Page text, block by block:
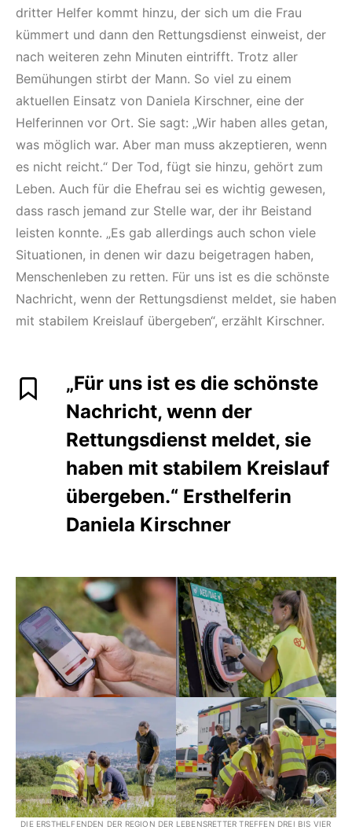
dritter Helfer kommt hinzu, der sich um die Frau
kümmert und dann den Rettungsdienst einweist, der
nach weiteren zehn Minuten eintrifft. Trotz aller
Bemühungen stirbt der Mann. So viel zu einem
aktuellen Einsatz von Daniela Kirschner, eine der
Helferinnen vor Ort. Sie sagt: „Wir haben alles getan,
was möglich war. Aber man muss akzeptieren, wenn
es nicht reicht.“ Der Tod, fügt sie hinzu, gehört zum
Leben. Auch für die Ehefrau sei es wichtig gewesen,
dass rasch jemand zur Stelle war, der ihr Beistand
leisten konnte. „Es gab allerdings auch schon viele
Situationen, in denen wir dazu beigetragen haben,
Menschenleben zu retten. Für uns ist es die schönste
Nachricht, wenn der Rettungsdienst meldet, sie haben
mit stabilem Kreislauf übergeben“, erzählt Kirschner.
„Für uns ist es die schönste
Nachricht, wenn der
Rettungsdienst meldet, sie
haben mit stabilem Kreislauf
übergeben.“ Ersthelferin
Daniela Kirschner
DIE ERSTHELFENDEN DER REGION DER LEBENSRETTER TREFFEN DREI BIS VIER